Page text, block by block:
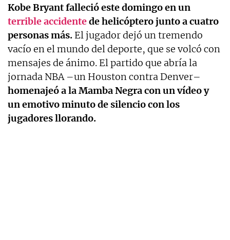
Kobe Bryant falleció este domingo en un
terrible accidentede helicóptero junto a cuatro
personas más. El jugador dejó un tremendo
vacío en el mundo del deporte, que se volcó con
mensajes de ánimo. El partido que abría la
jornada NBA –un Houston contra Denver–
homenajeó a la Mamba Negra con un vídeo y
un emotivo minuto de silencio con los
jugadores llorando.